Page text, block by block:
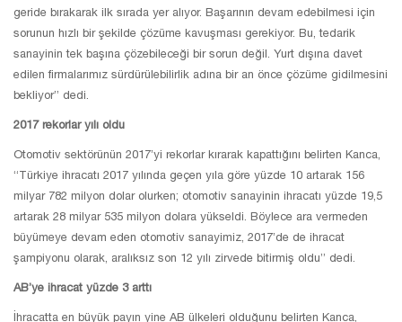
geride bırakarak ilk sırada yer alıyor. Başarının devam edebilmesi için
sorunun hızlı bir şekilde çözüme kavuşması gerekiyor. Bu, tedarik
sanayinin tek başına çözebileceği bir sorun değil. Yurt dışına davet
edilen firmalarımız sürdürülebilirlik adına bir an önce çözüme gidilmesini
bekliyor” dedi.
2017 rekorlar yılı oldu
Otomotiv sektörünün 2017’yi rekorlar kırarak kapattığını belirten Kanca,
“Türkiye ihracatı 2017 yılında geçen yıla göre yüzde 10 artarak 156
milyar 782 milyon dolar olurken; otomotiv sanayinin ihracatı yüzde 19,5
artarak 28 milyar 535 milyon dolara yükseldi. Böylece ara vermeden
büyümeye devam eden otomotiv sanayimiz, 2017’de de ihracat
şampiyonu olarak, aralıksız son 12 yılı zirvede bitirmiş oldu” dedi.
AB’ye ihracat yüzde 3 arttı
İhracatta en büyük payın yine AB ülkeleri olduğunu belirten Kanca,